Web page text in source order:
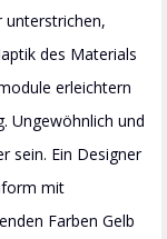
unterstrichen,
des Materials
erleichtern
Ungewöhnlich und
sein. Ein Designer
mit
Farben Gelb